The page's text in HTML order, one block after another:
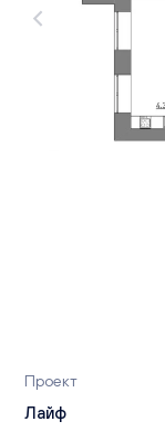
Вакансии
Проект
Лайф